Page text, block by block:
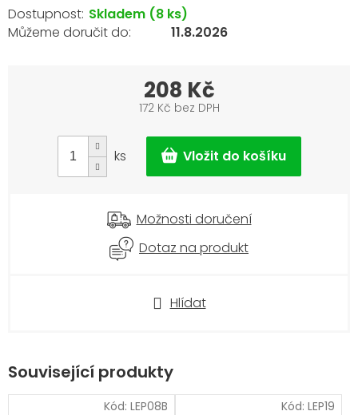
Hlídat
Skladem (8 ks)
11.8.2026
208 Kč
172 Kč bez DPH
cena:
ks
Možnosti doručení
Dotaz na produkt
Související produkty
Kód: LEP08B Kód: LEP19